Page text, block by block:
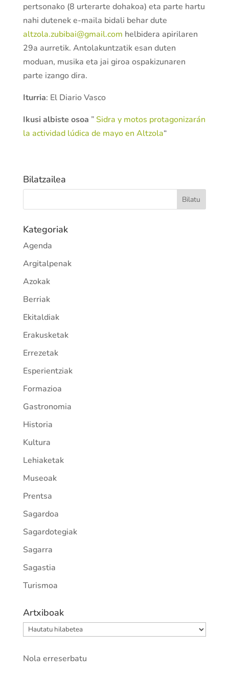
pertsonako (8 urterarte dohakoa) eta parte hartu
nahi dutenek e-maila bidali behar dute
altzola.zubibai@gmail.com helbidera apirilaren
29a aurretik. Antolakuntzatik esan duten
moduan, musika eta jai giroa ospakizunaren
parte izango dira.
Iturria: El Diario Vasco
Ikusi albiste osoa ”Sidra y motos protagonizarán
la actividad lúdica de mayo en Altzola“
Bilatzailea
Kategoriak
Agenda
Argitalpenak
Azokak
Berriak
Ekitaldiak
Erakusketak
Errezetak
Esperientziak
Formazioa
Gastronomia
Historia
Kultura
Lehiaketak
Museoak
Prentsa
Sagardoa
Sagardotegiak
Sagarra
Sagastia
Turismoa
Artxiboak
Artxiboak
Nola erreserbatu